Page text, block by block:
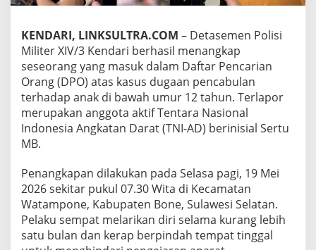
u
g
a
a
n
P
e
n
u
l
a
n
n
KENDARI, LINKSULTRA.COM – Detasemen Polisi
Militer XIV/3 Kendari berhasil menangkap
seseorang yang masuk dalam Daftar Pencarian
Orang (DPO) atas kasus dugaan pencabulan
terhadap anak di bawah umur 12 tahun. Terlapor
merupakan anggota aktif Tentara Nasional
Indonesia Angkatan Darat (TNI-AD) berinisial Sertu
MB.
Penangkapan dilakukan pada Selasa pagi, 19 Mei
2026 sekitar pukul 07.30 Wita di Kecamatan
Watampone, Kabupaten Bone, Sulawesi Selatan.
Pelaku sempat melarikan diri selama kurang lebih
satu bulan dan kerap berpindah tempat tinggal